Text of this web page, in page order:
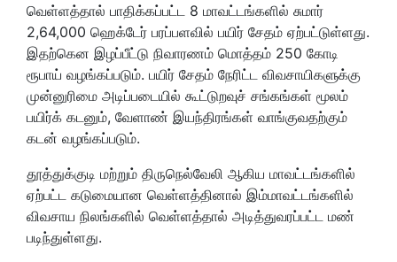
வெள்ளத்தால் பாதிக்கப்பட்ட 8 மாவட்டங்களில் சுமார்
2,64,000 ஹெக்டேர் பரப்பளவில் பயிர் சேதம் ஏற்பட்டுள்ளது.
இதற்கென இழப்பீட்டு நிவாரணம் மொத்தம் 250 கோடி
ரூபாய் வழங்கப்படும். பயிர் சேதம் நேரிட்ட விவசாயிகளுக்கு
முன்னுரிமை அடிப்படையில் கூட்டுறவுச் சங்கங்கள் மூலம்
பயிர்க் கடனும், வேளாண் இயந்திரங்கள் வாங்குவதற்கும்
கடன் வழங்கப்படும்.
தூத்துக்குடி மற்றும் திருநெல்வேலி ஆகிய மாவட்டங்களில்
ஏற்பட்ட கடுமையான வெள்ளத்தினால் இம்மாவட்டங்களில்
விவசாய நிலங்களில் வெள்ளத்தால் அடித்துவரப்பட்ட மண்
படிந்துள்ளது.